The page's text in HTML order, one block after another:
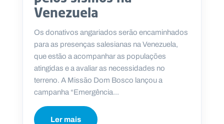
Venezuela
Os donativos angariados serão encaminhados
para as presenças salesianas na Venezuela,
que estão a acompanhar as populações
atingidas e a avaliar as necessidades no
terreno. A Missão Dom Bosco lançou a
campanha “Emergência...
Ler mais
O
T
L
A
I
O
N
L